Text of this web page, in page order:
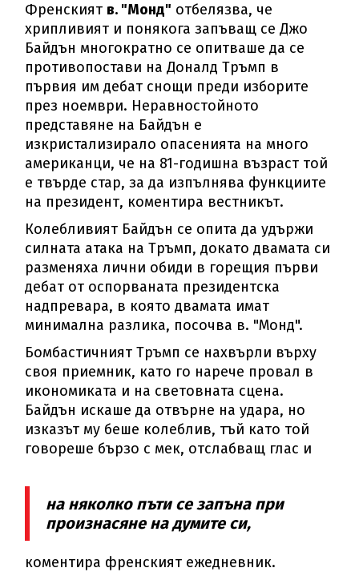
Френският в. "Монд" отбелязва, че
хрипливият и понякога запъващ се Джо
Байдън многократно се опитваше да се
противопостави на Доналд Тръмп в
първия им дебат снощи преди изборите
през ноември. Неравностойното
представяне на Байдън е
изкристализирало опасенията на много
американци, че на 81-годишна възраст той
е твърде стар, за да изпълнява функциите
на президент, коментира вестникът.
Колебливият Байдън се опита да удържи
силната атака на Тръмп, докато двамата си
разменяха лични обиди в горещия първи
дебат от оспорваната президентска
надпревара, в която двамата имат
минимална разлика, посочва в. "Монд".
Бомбастичният Тръмп се нахвърли върху
своя приемник, като го нарече провал в
икономиката и на световната сцена.
Байдън искаше да отвърне на удара, но
изказът му беше колеблив, тъй като той
говореше бързо с мек, отслабващ глас и
на няколко пъти се запъна при
произнасяне на думите си,
коментира френският ежедневник.